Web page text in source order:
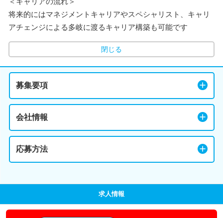
将来的にはマネジメントキャリアやスペシャリスト、キャリ
アチェンジによる多岐に渡るキャリア構築も可能です
閉じる
募集要項
会社情報
応募方法
求人情報